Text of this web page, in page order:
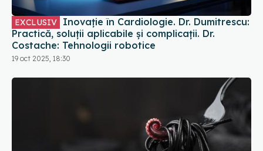
EXCLUSIV
Practică, soluții aplicabile și complicații. Dr.
Costache: Tehnologii robotice
19 oct 2025, 18:30